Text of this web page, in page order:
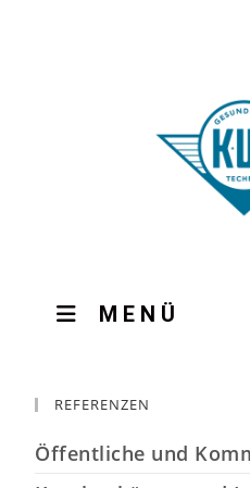
MENÜ
REFERENZEN
Öffentliche und